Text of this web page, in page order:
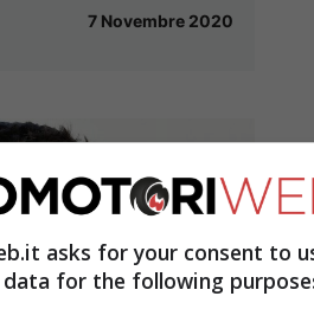
7 Novembre 2020
asks for your consent to
for the following